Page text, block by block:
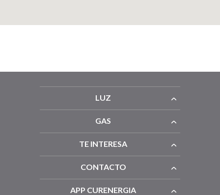
LUZ
GAS
TE INTERESA
CONTACTO
APP CURENERGIA